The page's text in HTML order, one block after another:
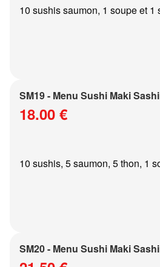
10 sushis saumon, 1 soupe et 1
SM19 - Menu Sushi Maki
18.00 €
10 sushis, 5 saumon, 5 thon, 1
SM20 - Menu Sushi Maki